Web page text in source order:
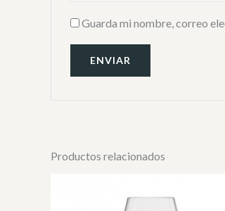
Guarda mi nombre, correo
Productos relacionados